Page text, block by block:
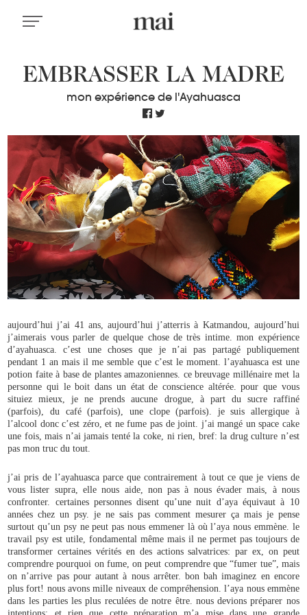
EMBRASSER LA MADRE
mon expérience de l'Ayahuasca
aujourd’hui j’ai 41 ans, aujourd’hui j’atterris à Katmandou, aujourd’hui
j’aimerais vous parler de quelque chose de très intime. mon expérience
d’ayahuasca. c’est une choses que je n’ai pas partagé publiquement
pendant 1 an mais il me semble que c’est le moment. l’ayahuasca est une
potion faite à base de plantes amazoniennes. ce breuvage millénaire met la
personne qui le boit dans un état de conscience altérée. pour que vous
situiez mieux, je ne prends aucune drogue, à part du sucre raffiné
(parfois), du café (parfois), une clope (parfois). je suis allergique à
l’alcool donc c’est zéro, et ne fume pas de joint. j’ai mangé un space cake
une fois, mais n’ai jamais tenté la coke, ni rien, bref: la drug culture n’est
pas mon truc du tout.
j’ai pris de l’ayahuasca parce que contrairement à tout ce que je viens de
vous lister supra, elle nous aide, non pas à nous évader mais, à nous
confronter. certaines personnes disent qu’une nuit d’aya équivaut à 10
années chez un psy. je ne sais pas comment mesurer ça mais je pense
surtout qu’un psy ne peut pas nous emmener là où l’aya nous emmène. le
travail psy est utile, fondamental même mais il ne permet pas toujours de
transformer certaines vérités en des actions salvatrices: par ex, on peut
comprendre pourquoi on fume, on peut comprendre que “fumer tue”, mais
on n’arrive pas pour autant à nous arrêter. bon bah imaginez en encore
plus fort! nous avons mille niveaux de compréhension. l’aya nous emmène
dans les parties les plus reculées de notre être. nous devions préparer nos